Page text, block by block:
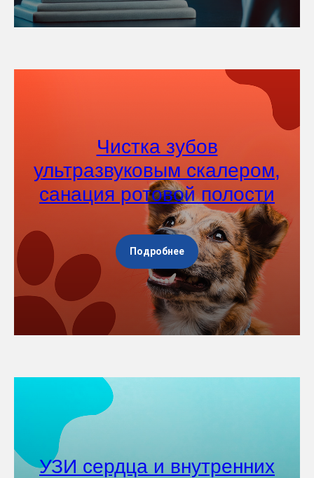
Чистка зубов
ультразвуковым скалером,
санация ротовой полости
Подробнее
УЗИ сердца и внутренних